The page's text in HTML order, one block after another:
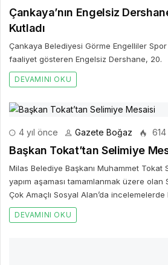
Çankaya’nın Engelsiz
Kutladı
Çankaya Belediyesi Görme Engelliler
faaliyet gösteren Engelsiz Dershane, 20.
DEVAMINI OKU
4 yıl önce Gazete Boğaz 614
Başkan Tokat’tan Selimiye
Milas Belediye Başkanı Muhammet Tokat
yapım aşaması tamamlanmak üzere olan
Çok Amaçlı Sosyal Alan’da incelemelerde
DEVAMINI OKU